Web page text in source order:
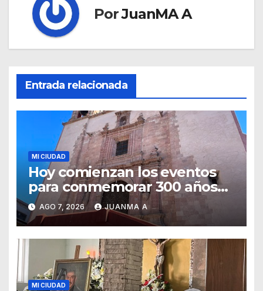
PorJuanMA A
Entrada relacionada
MI CIUDAD
Hoy comienzan los eventos
para conmemorar 300 años
del templo de San Roque
AGO 7, 2026 JUANMA A
MI CIUDAD